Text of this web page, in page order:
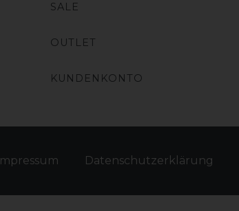
SALE
OUTLET
KUNDENKONTO
Impressum Daten­schutz­erklärung